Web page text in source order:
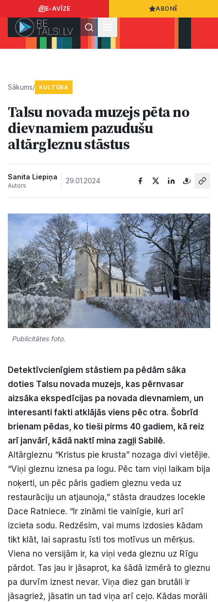
E-AVĪZE ABONĒ
Ziņas
Sabiedrība
Kultūra
Bizness
Video
Sludinājumi
Pasākumi
Reklāma
Par mums
Kontakti
Ziņo redakcijai
Instagram YouTube
Sākums/ KULTŪRA
Talsu novada muzejs pēta no
dievnamiem pazudušu
altārgleznu stāstus
Sanita Liepiņa
Autors
29.01.2024
Publicitātes foto.
Detektīvcienīgiem stāstiem pa pēdām sāka
doties Talsu novada muzejs, kas pērnvasar
aizsāka ekspedīcijas pa novada dievnamiem, un
interesanti fakti atklājās viens pēc otra. Šobrīd
brienam pēdas, ko tieši pirms 40 gadiem, kā reiz
arī janvārī, kādā naktī mina zagļi Sabilē.
Altārgleznu “Kristus pie krusta” nozaga divi vietējie.
“Viņi gleznu iznesa pa logu. Pēc tam viņi laikam bija
noķerti, un pēc pāris gadiem gleznu veda uz
restaurāciju un atjaunoja,” stāsta draudzes locekle
Dace Ratniece. “Ir zināmi tie vainīgie, kuri arī
izcieta sodu. Redzēsim, vai mums izdosies kādam
tikt klāt, lai saprastu īsti tos motīvus un mērķus.
Viena no versijām ir, ka viņi veda gleznu uz Rīgu
pārdot. Tas jau ir jāsaprot, ka šādā izmērā to gleznu
pa durvīm iznest nevar. Viņa diez gan brutāli ir
jāsagriež, jāsatin un tad viņa arī ceļo. Kādas morāli